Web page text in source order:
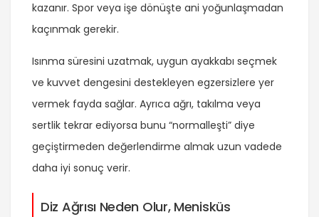
kazanır. Spor veya işe dönüşte ani yoğunlaşmadan
kaçınmak gerekir.
Isınma süresini uzatmak, uygun ayakkabı seçmek
ve kuvvet dengesini destekleyen egzersizlere yer
vermek fayda sağlar. Ayrıca ağrı, takılma veya
sertlik tekrar ediyorsa bunu “normalleşti” diye
geçiştirmeden değerlendirme almak uzun vadede
daha iyi sonuç verir.
Diz Ağrısı Neden Olur, Menisküs